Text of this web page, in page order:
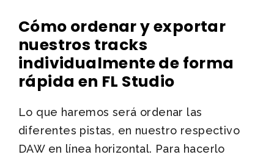
Cómo ordenar y exportar
nuestros tracks
individualmente de forma
rápida en FL Studio
Lo que haremos será ordenar las
diferentes pistas, en nuestro respectivo
DAW en línea horizontal. Para hacerlo